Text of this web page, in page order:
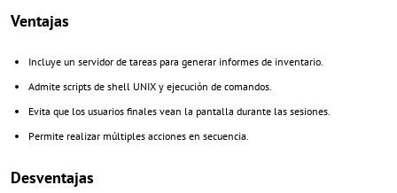
Ventajas
Incluye un servidor de tareas para generar informes de inventario.
Admite scripts de shell UNIX y ejecución de comandos.
Evita que los usuarios finales vean la pantalla durante las sesiones.
Permite realizar múltiples acciones en secuencia.
Desventajas